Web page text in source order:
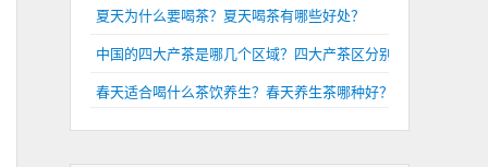
夏天为什么要喝茶？夏天喝茶有哪些好处？
中国的四大产茶是哪几个区域？四大产茶区分别是哪里？
春天适合喝什么茶饮养生？春天养生茶哪种好？